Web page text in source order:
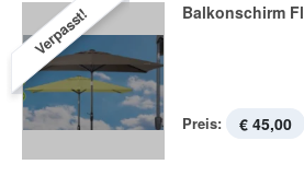
Verpasst! Balkonschirm
Preis: € 45,00